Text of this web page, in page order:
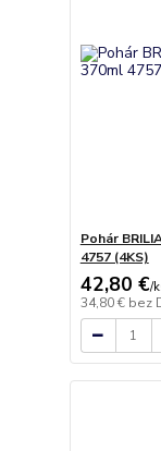
Pohár
4757 (4KS)
42,80 €/
34,80 € bez